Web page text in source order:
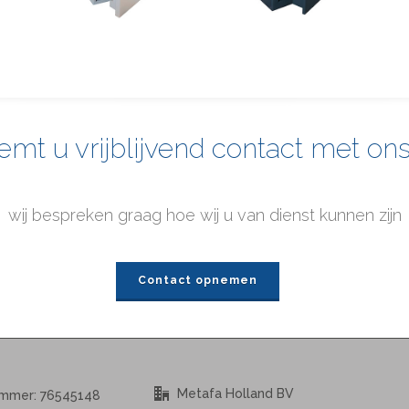
u vrijblijvend contact met
wij bespreken graag hoe wij u van dienst kunnen zijn
Contact opnemen
76545148 Metafa Holland BV